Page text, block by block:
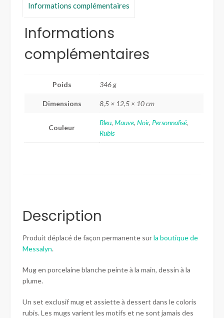
Informations complémentaires
Informations
complémentaires
Poids 346 g
Dimensions 8,5 × 12,5 × 10 cm
Couleur
Bleu, Mauve, Noir, Personnalisé,
Rubis
Description
Produit déplacé de façon permanente surla boutique de
Messalyn.
Mug en porcelaine blanche peinte à la main, dessin à la
plume.
Un set exclusif mug et assiette à dessert dans le coloris
rubis. Les mugs varient les motifs et ne sont jamais des